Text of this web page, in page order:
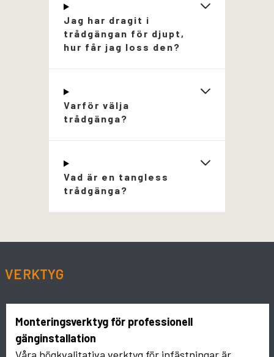
Jag har dragit i
trådgängan för djupt,
hur får jag loss den?
Varför välja
trådgänga?
Vad är en tangless
trådgänga?
VERKTYG
Monteringsverktyg för professionell
gänginstallation